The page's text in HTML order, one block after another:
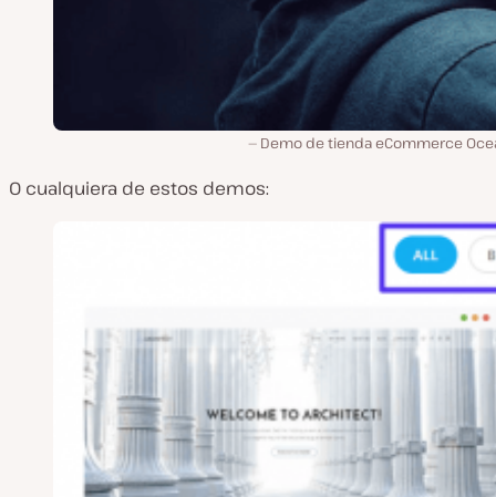
Demo de tienda eCommerce
O cualquiera de estos demos: